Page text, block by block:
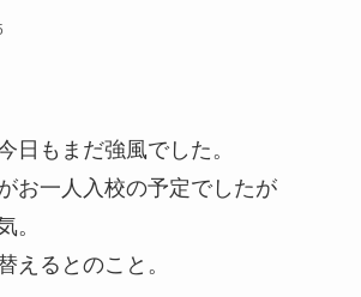
日もまだ強風でした。
お一人入校の予定でしたが
。
えるとのこと。